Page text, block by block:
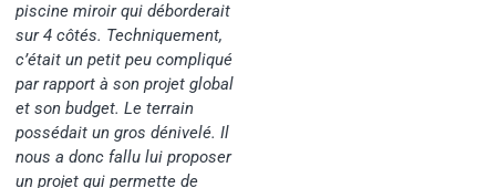
piscine miroir qui déborderait
sur 4 côtés. Techniquement,
c’était un petit peu compliqué
par rapport à son projet global
et son budget. Le terrain
possédait un gros dénivelé. Il
nous a donc fallu lui proposer
un projet qui permette de